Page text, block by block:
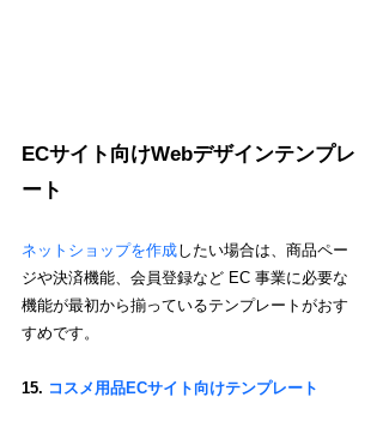
ECサイト向けWebデザインテンプレ
ート
ネットショップを作成したい場合は、 商品ペー
ジや決済機能、会員登録など EC 事業に必要な
機能が最初から揃っているテンプレートがおす
すめです。
15. コスメ用品ECサイト向けテンプレート